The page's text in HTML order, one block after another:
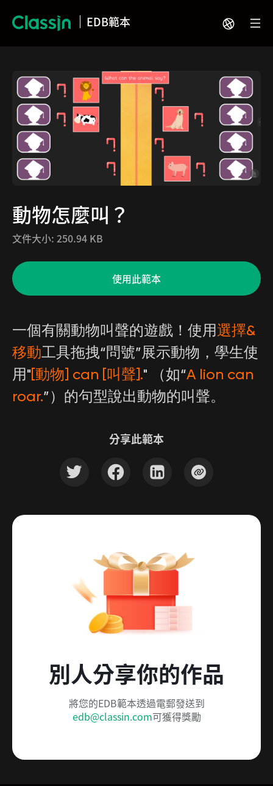
EDB範本
動物怎麼叫？
文件大小: 250.94 KB
使用此範本
一個有關動物叫聲的遊戲！使用選擇&
移動工具拖拽“問號”展示動物，學生使
用" [動物] can [叫聲]." （如“A lion can
roar.”）的句型說出動物的叫聲。
分享此範本
別人分享你的作品
將您的EDB範本透過電郵發送到
edb@classin.com可獲得獎勵